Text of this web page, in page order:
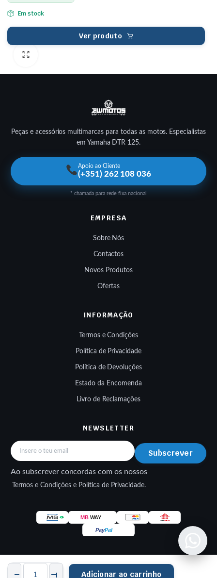
Cremalheira
Supersprox
Adicionar ao carrinho
Em stock
Ver produto
Peças e acessórios multimarcas para todas as motos. Especialistas
em Yamaha DTR 125.
Apoio ao Cliente
(+351) 262 108 036
* chamada para rede fixa nacional
EMPRESA
Sobre Nós
Contactos
Novos Produtos
Ofertas
INFORMAÇÃO
Termos e Condições
Política de Privacidade
Política de Devoluções
Estado da Encomenda
Livro de Reclamações
NEWSLETTER
Subscrever
Ao subscrever concordas com os nossos
Termos e Condições e Política de Privacidade.
© 2026 EWMOTOS — Peças e Acessórios Multimarcas. Made by